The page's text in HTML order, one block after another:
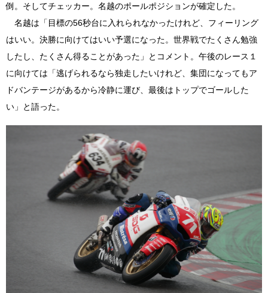
倒。そしてチェッカー。名越のポールポジションが確定した。
名越は「目標の56秒台に入れられなかったけれど、フィーリング
はいい。決勝に向けてはいい予選になった。世界戦でたくさん勉強
したし、たくさん得ることがあった」とコメント。午後のレース１
に向けては「逃げられるなら独走したいけれど、集団になってもア
ドバンテージがあるから冷静に運び、最後はトップでゴールした
い」と語った。